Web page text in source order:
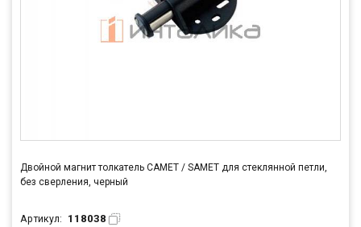
Двойной магнит толкатель САМЕТ / SAMET для стеклянной петли,
без сверления, черный
Артикул: 118038